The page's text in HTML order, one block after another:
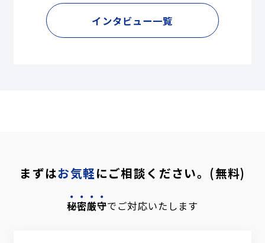
インタビュー一覧
まずはお気軽にご相談ください。(無料)
秘密厳守でご対応いたします